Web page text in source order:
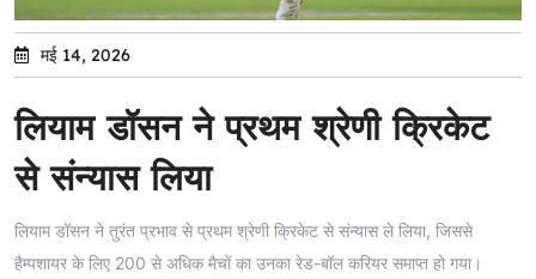
मई 14, 2026
लियाम डॉसन ने प्रथम श्रेणी क्रिकेट
से संन्यास लिया
लियाम डॉसन ने तुरंत प्रभाव से प्रथम श्रेणी क्रिकेट से संन्यास ले लिया, जिससे
हैम्पशायर के लिए 200 से अधिक मैचों का उनका रेड-बॉल करियर समाप्त हो गया।